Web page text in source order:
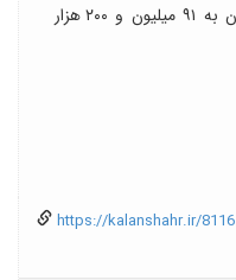
ساینا آپشنال از ۷۸ میلیون تومان به ۹۱ میلیون و ۲۰۰ هزار
https://kalanshahr.ir/8116